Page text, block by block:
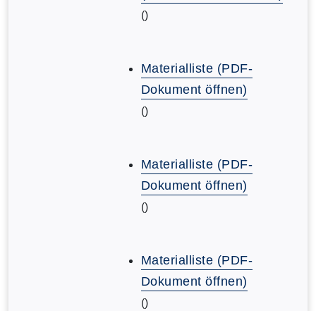
()
Materialliste (PDF-
Dokument öffnen)
()
Materialliste (PDF-
Dokument öffnen)
()
Materialliste (PDF-
Dokument öffnen)
()